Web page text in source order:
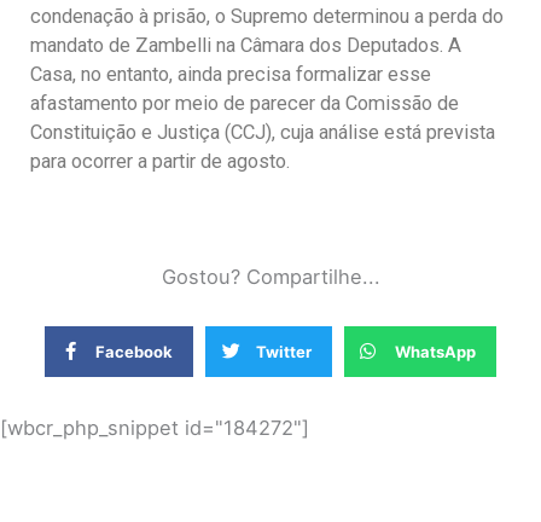
condenação à prisão, o Supremo determinou a perda do
mandato de Zambelli na Câmara dos Deputados. A
Casa, no entanto, ainda precisa formalizar esse
afastamento por meio de parecer da Comissão de
Constituição e Justiça (CCJ), cuja análise está prevista
para ocorrer a partir de agosto.
Gostou? Compartilhe...
Facebook Twitter WhatsApp
[wbcr_php_snippet id="184272"]